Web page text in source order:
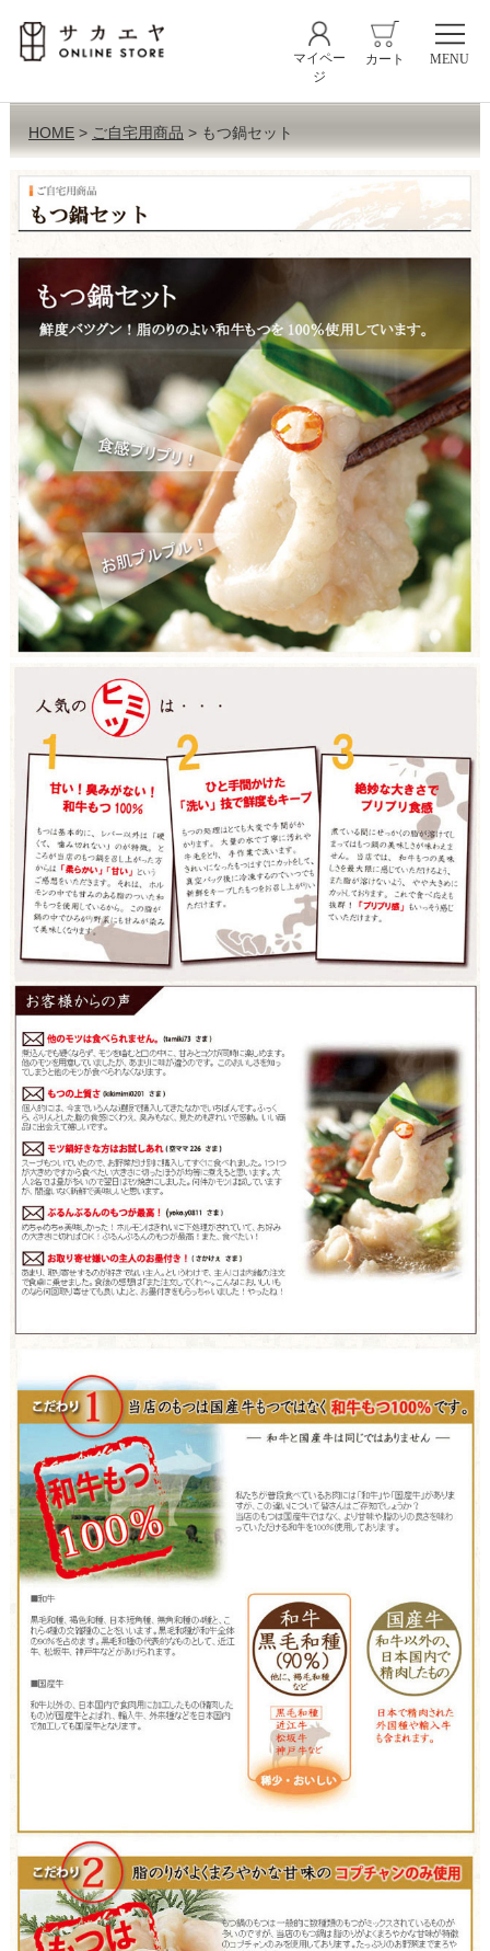
マイペー
ジ
カート MENU
HOME ご自宅用商品 もつ鍋セット